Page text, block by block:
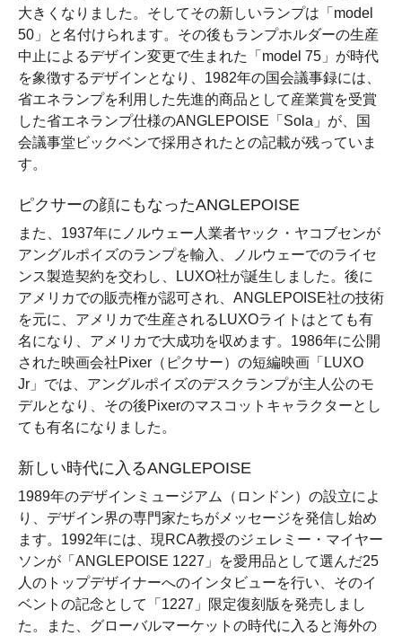
大きくなりました。そしてその新しいランプは「model
50」と名付けられます。その後もランプホルダーの生産
中止によるデザイン変更で生まれた「model 75」が時代
を象徴するデザインとなり、1982年の国会議事録には、
省エネランプを利用した先進的商品として産業賞を受賞
した省エネランプ仕様のANGLEPOISE「Sola」が、国
会議事堂ビックベンで採用されたとの記載が残っていま
す。
ピクサーの顔にもなったANGLEPOISE
また、1937年にノルウェー人業者ヤック・ヤコブセンが
アングルポイズのランプを輸入、ノルウェーでのライセ
ンス製造契約を交わし、LUXO社が誕生しました。後に
アメリカでの販売権が認可され、ANGLEPOISE社の技術
を元に、アメリカで生産されるLUXOライトはとても有
名になり、アメリカで大成功を収めます。1986年に公開
された映画会社Pixer（ピクサー）の短編映画「LUXO
Jr」では、アングルポイズのデスクランプが主人公のモ
デルとなり、その後Pixerのマスコットキャラクターとし
ても有名になりました。
新しい時代に入るANGLEPOISE
1989年のデザインミュージアム（ロンドン）の設立によ
り、デザイン界の専門家たちがメッセージを発信し始め
ます。1992年には、現RCA教授のジェレミー・マイヤー
ソンが「ANGLEPOISE 1227」を愛用品として選んだ25
人のトップデザイナーへのインタビューを行い、そのイ
ベントの記念として「1227」限定復刻版を発売しまし
た。また、グローバルマーケットの時代に入ると海外の